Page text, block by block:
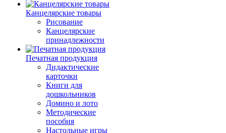
Канцелярские товары
Рисование
Канцелярские
принадлежности
Печатная продукция
Дидактические
карточки
Книги для
дошкольников
Домино и лото
Методические
пособия
Настольные игры